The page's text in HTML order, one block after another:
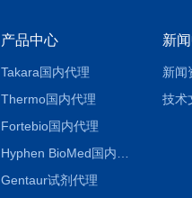
产品中心
Takara国内代理
Thermo国内代理
Fortebio国内代理
Gentaur试剂代理
新
新闻
技术